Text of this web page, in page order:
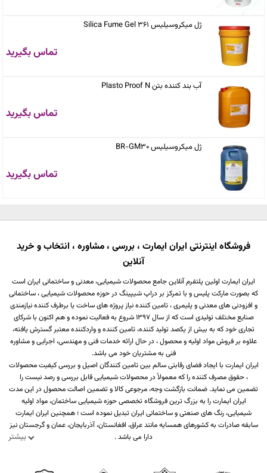
ژل میکروسیلیس Silica Fume Gel 361
تماس بگیرید
آب بند کننده بتن Plasto Proof N
تماس بگیرید
ژل میکروسیلیس BR-GM30
تماس بگیرید
فروشگاه اینترنتی ایران ایمارت ، بررسی ، مشاوره ، انتخاب و خرید
آنلاین
بیشتر
ایران ایمارت اولین پلتفرم آنلاین جامع محصولات شیمیایی، معدنی و ساختمانی ایران است
که بصورت مارکت پلیس و با تمرکز بر دراپ شیپینگ در حوزه محصولات شیمیایی ، ساختمانی
و افزودنی های معدنی و پلیمری ، تامین کننده نیاز پروژه های ساخت یا برطرف کننده نیازمندی
صنایع مختلف تولیدی است که از سال 1397 شروع به فعالیت نموده و هم اکنون با شرکای
تجاری خود که به بیش از یکصد تولید کننده، تامین کننده و واردکننده معتبر گسترش یافته،
علاوه بر فروش مواد اولیه و محصول ، در حال ارائه خدمات فنی و مهندسی، اجرایی و مشاوره
فنی به مشتریان خود می باشد.
ایران ایمارت با ایجاد فضای رقابتی سالم بین تامین کنندگان اصیل و بررسی کیفیت محصولات
، حقوق مصرف کننده را که معمولاً در محصولات شیمیایی قابل بررسی و رصد نیست را
تضمین می نماید. ضمانت بازگشت وجه، مرجوعی کالا و تضمین اصالت محصول در این مدت
ایران ایمارت را به بزرگ ترین فروشگاه تخصصی حوزه شیمیایی ساختمان، مواد اولیه
شیمیایی، رنگ های صنعتی و ساختمانی ایران تبدیل نموده است ؛ همچنین ایران ایمارت
سابقه صادرات به کشورهای همسایه مانند عراق، افغانستان، آذربایجان، عمان و گرجستان نیز
دارا می باشد .